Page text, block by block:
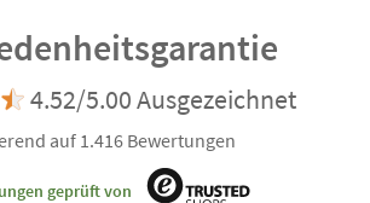
4.52/5.00 Ausgezeichnet
auf 1.416 Bewertungen
geprüft von